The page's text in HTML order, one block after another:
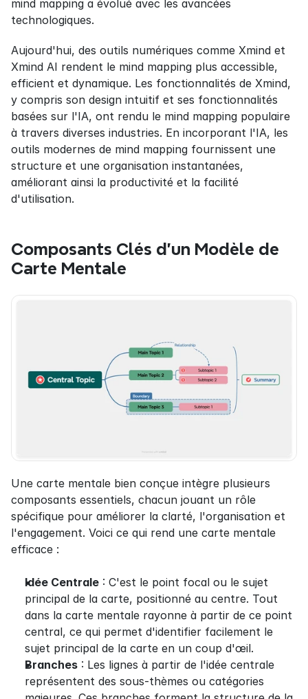
mind mapping a évolué avec les avancées
technologiques.
Aujourd'hui, des outils numériques comme Xmind et
Xmind AI rendent le mind mapping plus accessible,
efficient et dynamique. Les fonctionnalités de Xmind,
y compris son design intuitif et ses fonctionnalités
basées sur l'IA, ont rendu le mind mapping populaire
à travers diverses industries. En incorporant l'IA, les
outils modernes de mind mapping fournissent une
structure et une organisation instantanées,
améliorant ainsi la productivité et la facilité
d'utilisation.
Composants Clés d'un Modèle de
Carte Mentale
Une carte mentale bien conçue intègre plusieurs
composants essentiels, chacun jouant un rôle
spécifique pour améliorer la clarté, l'organisation et
l'engagement. Voici ce qui rend une carte mentale
efficace :
Idée Centrale : C'est le point focal ou le sujet
principal de la carte, positionné au centre. Tout
dans la carte mentale rayonne à partir de ce point
central, ce qui permet d'identifier facilement le
sujet principal de la carte en un coup d'œil.
Branches : Les lignes à partir de l'idée centrale
représentent des sous-thèmes ou catégories